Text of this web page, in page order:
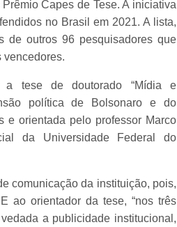
Capes de Tese. A iniciativa
no Brasil em 2021. A lista,
de outros 96 pesquisadores que
vencedores.
a tese de doutorado “Mídia e
política de Bolsonaro e do
e orientada pelo professor Marco
da Universidade Federal do
comunicação da instituição, pois,
ao orientador da tese, “nos três
a publicidade institucional,